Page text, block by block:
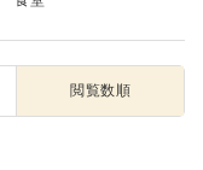
閲覧数順